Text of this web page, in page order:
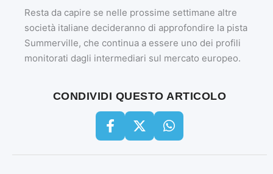
Resta da capire se nelle prossime settimane altre
società italiane decideranno di approfondire la pista
Summerville, che continua a essere uno dei profili
monitorati dagli intermediari sul mercato europeo.
CONDIVIDI QUESTO ARTICOLO